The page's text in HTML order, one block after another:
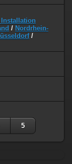
/ Nordrhein-
/
5